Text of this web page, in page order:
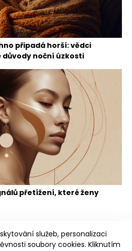
připadá horší: vědci
noční úzkosti
přetížení, které ženy
služeb, personalizaci
soubory cookies. Kliknutím